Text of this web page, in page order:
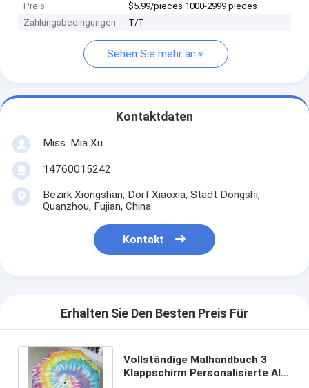
Preis
$5.99/pieces 1000-2999 pieces
Zahlungsbedingungen
T/T
Sehen Sie mehr an
Kontaktdaten
Miss. Mia Xu
14760015242
Bezirk Xiongshan, Dorf Xiaoxia, Stadt Dongshi,
Quanzhou, Fujian, China
Kontakt
Erhalten Sie Den Besten Preis Für
Vollständige Malhandbuch 3
Klappschirm Personalisierte All-